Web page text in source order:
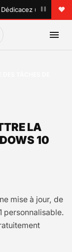
un titre à vos
LA
10
mise à jour, de
personnalisable.